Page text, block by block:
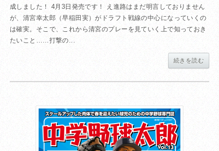
成しました！ 4月3日発売です！ え進路はまだ明言しておりません
が、清宮幸太郎（早稲田実）がドラフト戦線の中心になっていくの
は確実。そこで、これから清宮のプレーを見ていく上で知っておき
たいこと……打撃の...
続きを読む